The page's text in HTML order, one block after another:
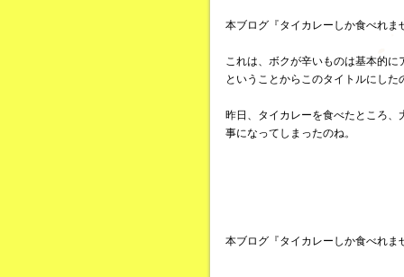
本ブログ『タイカレーしか食べれま
これは、ボクが辛いものは基本的
ということからこのタイトルにした
昨日、タイカレーを食べたところ
事になってしまったのね。
本ブログ『タイカレーしか食べれま